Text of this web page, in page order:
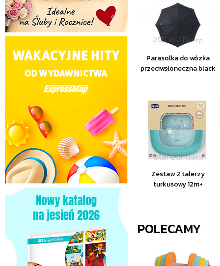
Parasolka do wózka
przeciwsłoneczna black
Zestaw 2 talerzy
turkusowy 12m+
POLECAMY